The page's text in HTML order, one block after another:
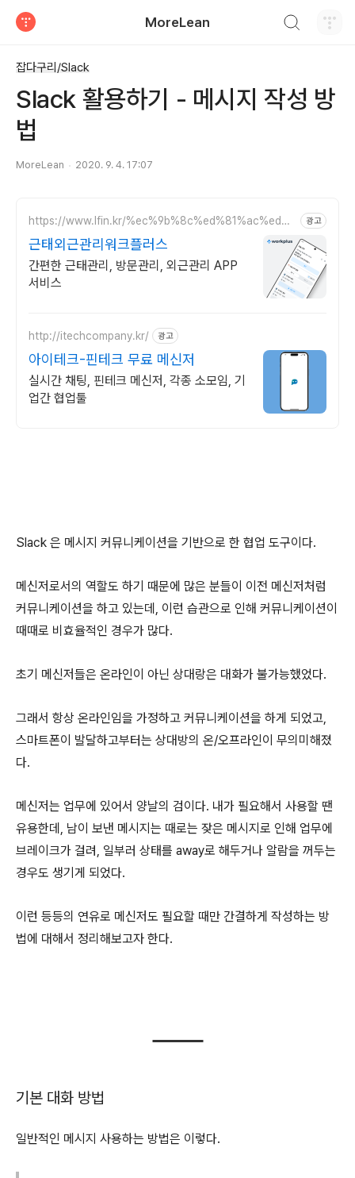
MoreLean
잡다구리/Slack
Slack 활용하기 - 메시지 작성 방
법
MoreLean 2020. 9. 4. 17:07
https://www.lfin.kr/%ec%9b%8c%ed%81%ac%ed%9
광고
근태외근관리워크플러스
간편한 근태관리, 방문관리, 외근관리 APP
서비스
http://itechcompany.kr/ 광고
아이테크-핀테크 무료 메신저
실시간 채팅, 핀테크 메신저, 각종 소모임, 기
업간 협업툴
Slack 은 메시지 커뮤니케이션을 기반으로 한 협업 도구이다.
메신저로서의 역할도 하기 때문에 많은 분들이 이전 메신저처럼
커뮤니케이션을 하고 있는데, 이런 습관으로 인해 커뮤니케이션이
때때로 비효율적인 경우가 많다.
초기 메신저들은 온라인이 아닌 상대랑은 대화가 불가능했었다.
그래서 항상 온라인임을 가정하고 커뮤니케이션을 하게 되었고,
스마트폰이 발달하고부터는 상대방의 온/오프라인이 무의미해졌
다.
메신저는 업무에 있어서 양날의 검이다. 내가 필요해서 사용할 땐
유용한데, 남이 보낸 메시지는 때로는 잦은 메시지로 인해 업무에
브레이크가 걸려, 일부러 상태를 away로 해두거나 알람을 꺼두는
경우도 생기게 되었다.
이런 등등의 연유로 메신저도 필요할 때만 간결하게 작성하는 방
법에 대해서 정리해보고자 한다.
기본 대화 방법
일반적인 메시지 사용하는 방법은 이렇다.